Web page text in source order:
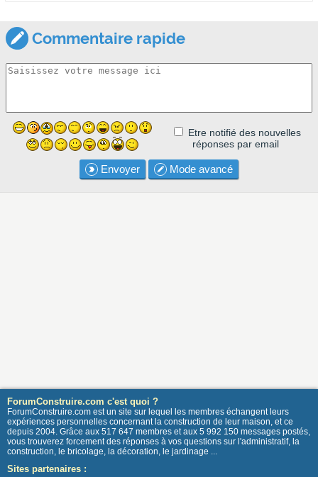
Commentaire rapide
Etre notifié des nouvelles
réponses par email
Envoyer Mode avancé
ForumConstruire.com c'est quoi ?
ForumConstruire.com est un site sur lequel les membres échangent leurs
expériences personnelles concernant la construction de leur maison, et ce
depuis 2004. Grâce aux 517 647 membres et aux 5 992 150 messages postés,
vous trouverez forcement des réponses à vos questions sur l'administratif, la
construction, le bricolage, la décoration, le jardinage ...
Sites partenaires :